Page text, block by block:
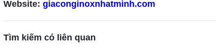
Website: giaconginoxnhatminh.com
Tìm kiếm có liên quan